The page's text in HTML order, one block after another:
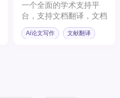
一个全面的学术支持平
台，支持文档翻译，文档
纠错，AI阅读，AI改写，
AI扩写，论文写作等功
Ai论文写作 文献翻译